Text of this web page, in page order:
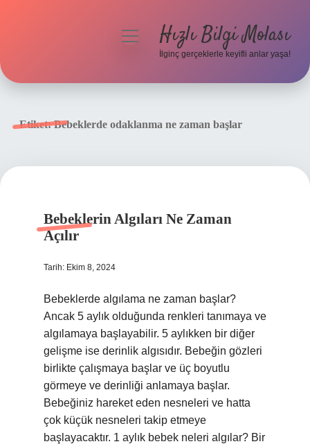
menüyüHızlı Bilgi Molası
İlginç gerçeklerle keyifli anlar yaşa!
Etiket:Bebeklerde odaklanma ne zaman başlar
Bebeklerin Algıları Ne Zaman
Açılır
Tarih: Ekim 8, 2024
Bebeklerde algılama ne zaman başlar?
Ancak 5 aylık olduğunda renkleri tanımaya ve
algılamaya başlayabilir. 5 aylıkken bir diğer
gelişme ise derinlik algısıdır. Bebeğin gözleri
birlikte çalışmaya başlar ve üç boyutlu
görmeye ve derinliği anlamaya başlar.
Bebeğiniz hareket eden nesneleri ve hatta
çok küçük nesneleri takip etmeye
başlayacaktır. 1 aylık bebek neleri algılar? Bir